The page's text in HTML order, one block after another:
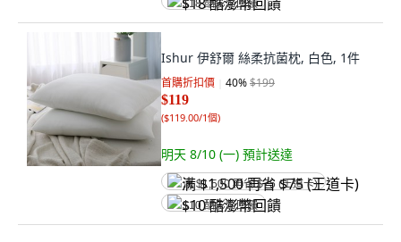
$18 酷澎幣回饋
Ishur 伊舒爾 絲柔抗菌枕, 白色, 1件
首購折扣價 40%$199
$119
($119.00/1個)
明天 8/10 (一) 預計送達
满 $1,500 再省 $75 (王道卡)
$10 酷澎幣回饋